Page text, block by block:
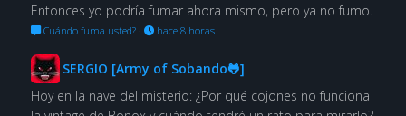
Entonces yo podría fumar ahora mismo, pero ya no fumo.
Cuándo fuma usted?· hace 8 horas
SERGIO [Army of Sobando🐸]
Hoy en la nave del misterio: ¿Por qué cojones no funciona